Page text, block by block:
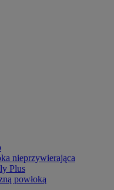
nieprzywierająca
Plus
powłoką